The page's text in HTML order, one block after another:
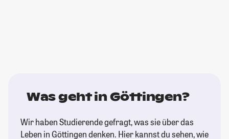
Was geht in Göttingen?
Wir haben Studierende gefragt, was sie über das
Leben in Göttingen denken. Hier kannst du sehen, wie